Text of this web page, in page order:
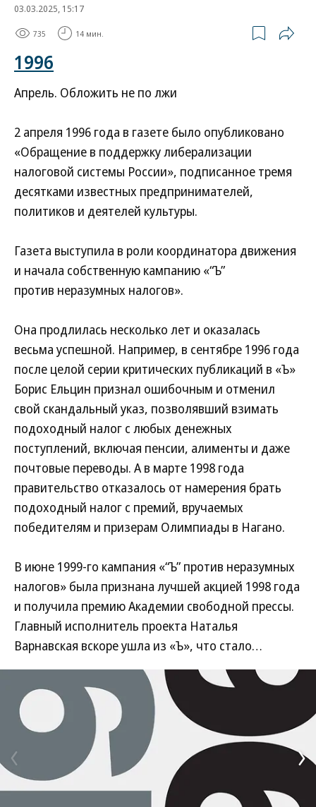
03.03.2025, 15:17
735 14 мин.
1996
Апрель. Обложить не по лжи
2 апреля 1996 года в газете было опубликовано
«Обращение в поддержку либерализации
налоговой системы России», подписанное тремя
десятками известных предпринимателей,
политиков и деятелей культуры.
Газета выступила в роли координатора движения
и начала собственную кампанию «“Ъ”
против неразумных налогов».
Она продлилась несколько лет и оказалась
весьма успешной. Например, в сентябре 1996 года
после целой серии критических публикаций в «Ъ»
Борис Ельцин признал ошибочным и отменил
свой скандальный указ, позволявший взимать
подоходный налог с любых денежных
поступлений, включая пенсии, алименты и даже
почтовые переводы. А в марте 1998 года
правительство отказалось от намерения брать
подоходный налог с премий, вручаемых
победителям и призерам Олимпиады в Нагано.
В июне 1999-го кампания «“Ъ” против неразумных
налогов» была признана лучшей акцией 1998 года
и получила премию Академии свободной прессы.
Главный исполнитель проекта Наталья
Варнавская вскоре ушла из «Ъ», что стало…